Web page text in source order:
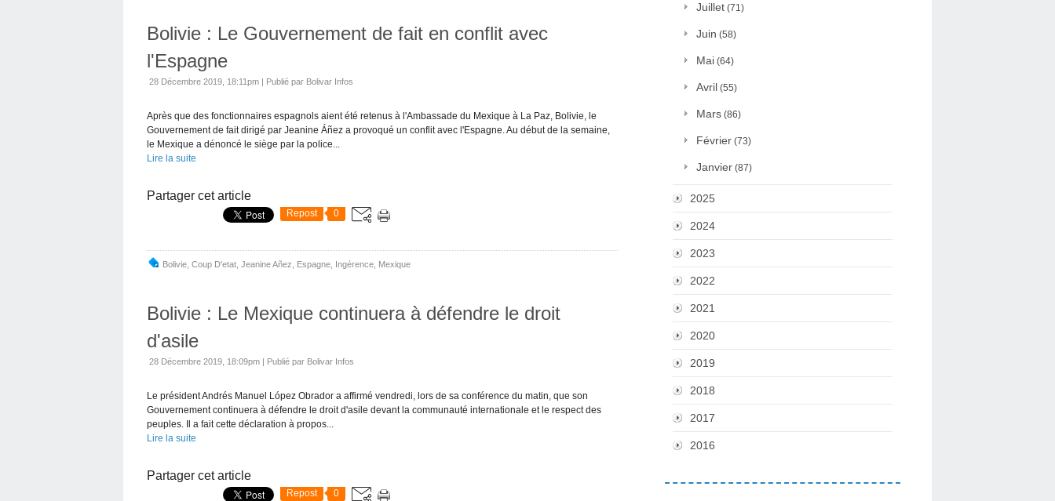
Bolivie : Le Gouvernement de fait en conflit avec
l'Espagne
28 Décembre 2019, 18:11pm | Publié par Bolivar Infos
Après que des fonctionnaires espagnols aient été retenus à l'Ambassade du Mexique à La Paz, Bolivie, le
Gouvernement de fait dirigé par Jeanine Áñez a provoqué un conflit avec l'Espagne. Au début de la semaine,
le Mexique a dénoncé le siège par la police...
Lire la suite
Partager cet article
Repost 0
Bolivie Coup D'etat Jeanine Añez Espagne Ingérence Mexique
Bolivie : Le Mexique continuera à défendre le droit
d'asile
28 Décembre 2019, 18:09pm | Publié par Bolivar Infos
Le président Andrés Manuel López Obrador a affirmé vendredi, lors de sa conférence du matin, que son
Gouvernement continuera à défendre le droit d'asile devant la communauté internationale et le respect des
peuples. Il a fait cette déclaration à propos...
Lire la suite
Partager cet article
Repost 0
Juillet (71)
Juin (58)
Mai (64)
Avril (55)
Mars (86)
Février (73)
Janvier (87)
2025
2024
2023
2022
2021
2020
2019
2018
2017
2016